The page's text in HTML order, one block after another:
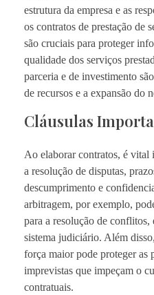
estrutura da empresa e as
os contratos de prestação de
são cruciais para proteger
qualidade dos serviços
parceria e de investimento
de recursos e a expansão do
Cláusulas
Ao elaborar contratos, é vital
a resolução de disputas,
descumprimento e
arbitragem, por exemplo,
para a resolução de
sistema judiciário. Além
força maior pode proteger as
imprevistas que impeçam o
contratuais.